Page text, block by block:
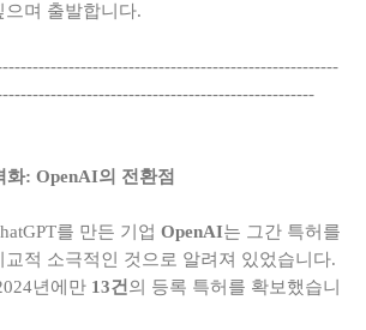
며 출발합니다.
화: OpenAI의 전환점
를 만든 기업 OpenAI는 그간 특허를
적 소극적인 것으로 알려져 있었습니다.
년에만 13건 의 등록 특허를 확보했습니